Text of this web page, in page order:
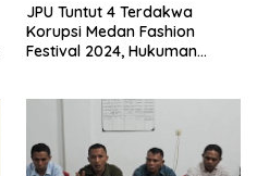
JPU Tuntut 4 Terdakwa
Korupsi Medan Fashion
Festival 2024, Hukuman